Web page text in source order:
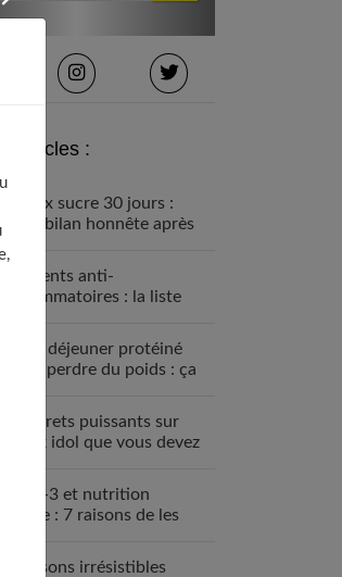
articles :
Détox sucre 30 jours :
mon bilan honnête après
Aliments anti-
inflammatoires : la liste
Petit déjeuner protéiné
pour perdre du poids : ça
7 secrets puissants sur
black idol que vous devez
3 et nutrition
: 7 raisons de les
7 raisons irrésistibles